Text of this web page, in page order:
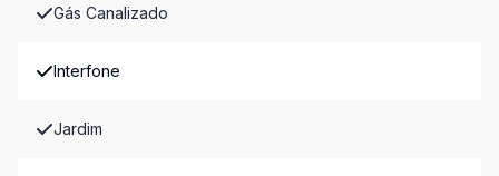
Gás Canalizado
Interfone
Jardim